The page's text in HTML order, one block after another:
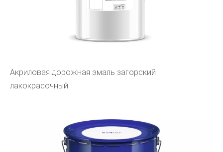
Акриловая дорожная эмаль загорский
лакокрасочный